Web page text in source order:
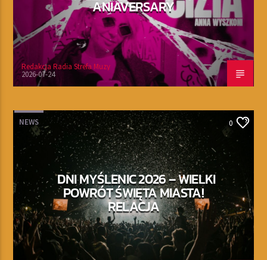
ANIAVERSARY
Redakcja Radia Strefa Muzy
2026-07-24
NEWS 0
DNI MYŚLENIC 2026 – WIELKI
POWRÓT ŚWIĘTA MIASTA!
RELACJA